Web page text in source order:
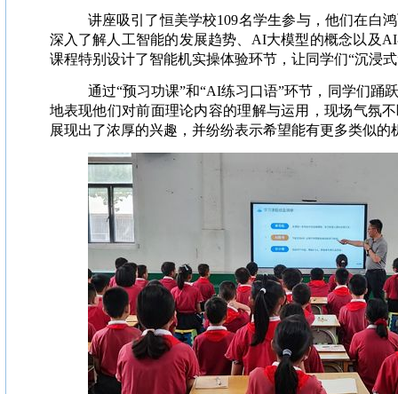
讲座吸引了恒美学校109名学生参与，他们在白
深入了解人工智能的发展趋势、AI大模型的概念以及
课程特别设计了智能机实操体验环节，让同学们“沉浸
通过“预习功课”和“AI练习口语”环节，同学们踊
地表现他们对前面理论内容的理解与运用，现场气氛
展现出了浓厚的兴趣，并纷纷表示希望能有更多类似的